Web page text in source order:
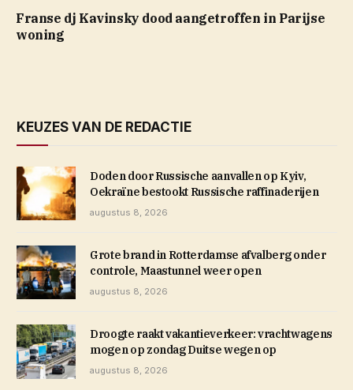
Franse dj Kavinsky dood aangetroffen in Parijse
woning
KEUZES VAN DE REDACTIE
Doden door Russische aanvallen op Kyiv,
Oekraïne bestookt Russische raffinaderijen
augustus 8, 2026
Grote brand in Rotterdamse afvalberg onder
controle, Maastunnel weer open
augustus 8, 2026
Droogte raakt vakantieverkeer: vrachtwagens
mogen op zondag Duitse wegen op
augustus 8, 2026